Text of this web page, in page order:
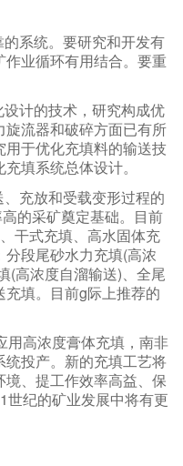
系统。要研究和开发有
业循环有用结合。要重
计的技术，研究构成优
流器和破碎方面已有所
于优化充填料的输送技
填系统总体设计。
充放和受载变形过程的
的采矿奠定基础。目前
干式充填、高水固体充
段尾砂水力充填(高浓
(高浓度自溜输送)、全尾
填。目前g际上推荐的
高浓度膏体充填，南非
投产。新的充填工艺将
、提工作效率高益、保
世纪的矿业发展中将有更